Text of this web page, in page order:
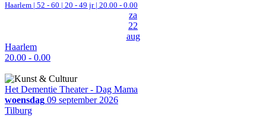
Haarlem | 52 - 60 | 20 - 49 jr | 20.00 - 0.00
za
22
aug
Haarlem
20.00 - 0.00
Het Dementie Theater - Dag Mama
woensdag 09 september 2026
Tilburg